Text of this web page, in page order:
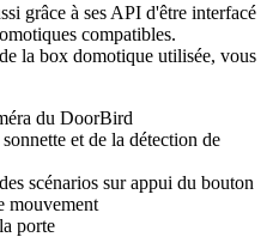
grâce à ses API d'être interfacé
compatibles.
la box domotique utilisée, vous
du DoorBird
et de la détection de
scénarios sur appui du bouton
mouvement
porte